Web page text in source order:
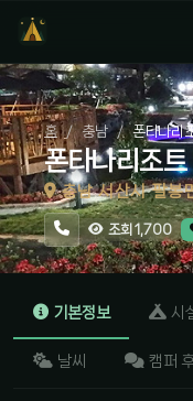
홈 충남 폰타나리
폰타나리조트
충남 서산시 팔
조회 1,700
기본정보 시
날씨 캠퍼